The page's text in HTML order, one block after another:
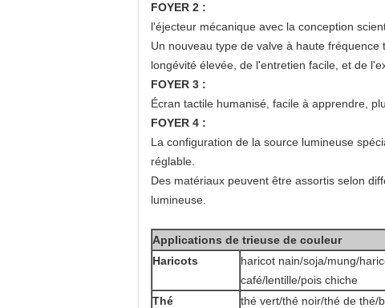
FOYER 2 :
l'éjecteur mécanique avec la conception
Un nouveau type de valve à haute
longévité élevée, de l'entretien facile, et de
FOYER 3 :
Écran tactile humanisé, facile à apprendre,
FOYER 4 :
La configuration de la source lumineuse
réglable.
Des matériaux peuvent être assortis selon
lumineuse.
Applications de trieuse de couleur
Haricots
haricot nain/soja/mung/
café/lentille/pois chiche
Thé
thé vert/thé noir/thé de thé/